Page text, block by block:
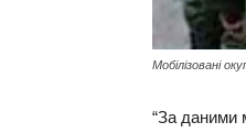
Мобілізовані
“За даними